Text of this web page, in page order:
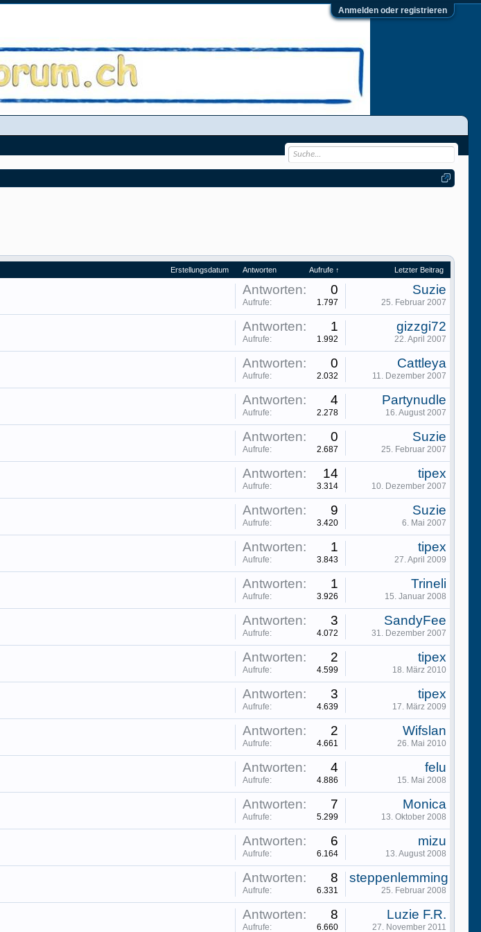
Anmelden oder registrieren
Erstellungsdatum Antworten Aufrufe ↑ Letzter Beitrag
Antworten: 0
Aufrufe: 1.797
Suzie
25. Februar 2007
Antworten: 1
Aufrufe: 1.992
gizzgi72
22. April 2007
Antworten: 0
Aufrufe: 2.032
Cattleya
11. Dezember 2007
Antworten: 4
Aufrufe: 2.278
Partynudle
16. August 2007
Antworten: 0
Aufrufe: 2.687
Suzie
25. Februar 2007
Antworten: 14
Aufrufe: 3.314
tipex
10. Dezember 2007
Antworten: 9
Aufrufe: 3.420
Suzie
6. Mai 2007
Antworten: 1
Aufrufe: 3.843
tipex
27. April 2009
Antworten: 1
Aufrufe: 3.926
Trineli
15. Januar 2008
Antworten: 3
Aufrufe: 4.072
SandyFee
31. Dezember 2007
Antworten: 2
Aufrufe: 4.599
tipex
18. März 2010
Antworten: 3
Aufrufe: 4.639
tipex
17. März 2009
Antworten: 2
Aufrufe: 4.661
Wifslan
26. Mai 2010
Antworten: 4
Aufrufe: 4.886
felu
15. Mai 2008
Antworten: 7
Aufrufe: 5.299
Monica
13. Oktober 2008
Antworten: 6
Aufrufe: 6.164
mizu
13. August 2008
Antworten: 8
Aufrufe: 6.331
steppenlemming
25. Februar 2008
Antworten: 8
Aufrufe: 6.660
Luzie F.R.
27. November 2011